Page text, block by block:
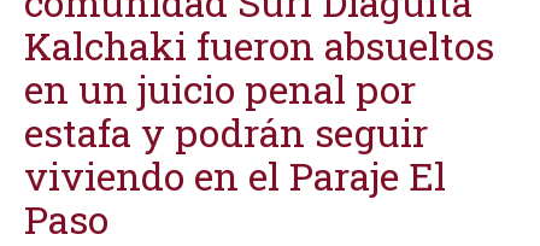
Kalchaki fueron absueltos
en un juicio penal por
estafa y podrán seguir
viviendo en el Paraje El
Paso